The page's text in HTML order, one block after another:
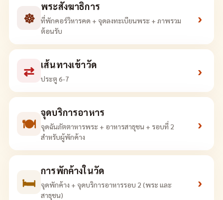
☸
พระสังฆาธิการ
ที่พักคอร์วิหารคด + จุดลงทะเบียนพระ + ภาพรวม
ต้อนรับ
›
⇄ เส้นทางเข้าวัด
ประตู 6-7 ›
🍽
จุดบริการอาหาร
จุดฉันภัตตาหารพระ + อาหารสาธุชน + รอบที่ 2
สำหรับผู้พักค้าง
›
🛏
การพักค้างในวัด
จุดพักค้าง + จุดบริการอาหารรอบ 2 (พระ และ
สาธุชน)
›